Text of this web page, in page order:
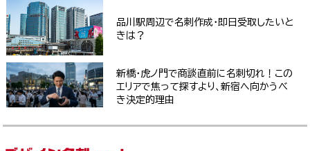
品川駅周辺で名刺作成・即日受取したいと
きは？
新橋・虎ノ門で商談直前に名刺切れ！この
エリアで焦って探すより、新宿へ向かうべ
き決定的理由